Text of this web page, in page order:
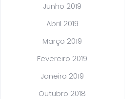
Junho 2019
Abril 2019
Março 2019
Fevereiro 2019
Janeiro 2019
Outubro 2018